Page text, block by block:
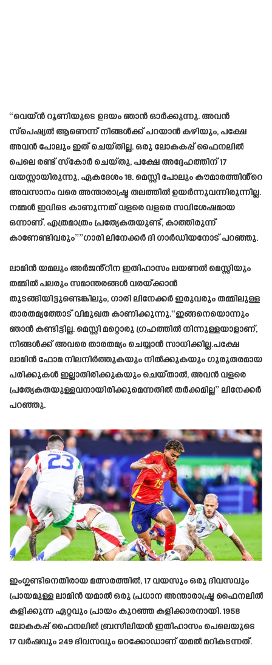
“വെയ്ൻ റൂണിയുടെ ഉദയം ഞാൻ ഓർക്കുന്നു. അവൻ
സ്പെഷ്യൽ ആണെന്ന് നിങ്ങൾക്ക് പറയാൻ കഴിയും, പക്ഷേ
അവൻ പോലും ഇത് ചെയ്തില്ല. ഒരു ലോകകപ്പ് ഫൈനലിൽ
പെലെ രണ്ട് സ്കോർ ചെയ്തു, പക്ഷേ അദ്ദേഹത്തിന് 17
വയസ്സായിരുന്നു, ഏകദേശം 18. മെസ്സി പോലും കൗമാരത്തിൻ്റെ
അവസാനം വരെ അന്താരാഷ്ട്ര തലത്തിൽ ഉയർന്നുവന്നിരുന്നില്ല.
നമ്മൾ ഇവിടെ കാണുന്നത് വളരെ വളരെ സവിശേഷമായ
ഒന്നാണ്. എത്രമാത്രം പ്രത്യേകതയുണ്ട്, കാത്തിരുന്ന്
കാണേണ്ടിവരും””ഗാരി ലിനേക്കർ ദി ഗാർഡിയനോട് പറഞ്ഞു.
ലാമിൻ യമലും അർജൻ്റീന ഇതിഹാസം ലയണൽ മെസ്സിയും
തമ്മിൽ പലരും സമാന്തരങ്ങൾ വരയ്ക്കാൻ
തുടങ്ങിയിട്ടുണ്ടെങ്കിലും, ഗാരി ലിനേക്കർ ഇരുവരും തമ്മിലുള്ള
താരതമ്യത്തോട് വിമുഖത കാണിക്കുന്നു.“ഇങ്ങനെയൊന്നും
ഞാൻ കണ്ടിട്ടില്ല. മെസ്സി മറ്റൊരു ഗ്രഹത്തിൽ നിന്നുള്ളയാളാണ്,
നിങ്ങൾക്ക് അവരെ താരതമ്യം ചെയ്യാൻ സാധിക്കില്ല.പക്ഷേ
ലാമിൻ ഫോമ നിലനിർത്തുകയും നിൽക്കുകയും ഗുരുതരമായ
പരിക്കുകൾ ഇല്ലാതിരിക്കുകയും ചെയ്താൽ, അവൻ വളരെ
പ്രത്യേകതയുള്ളവനായിരിക്കുമെന്നതിൽ തർക്കമില്ല” ലിനേക്കർ
പറഞ്ഞു.
ഇംഗ്ലണ്ടിനെതിരായ മത്സരത്തിൽ, 17 വയസും ഒരു ദിവസവും
പ്രായമുള്ള ലാമിൻ യമാൽ ഒരു പ്രധാന അന്താരാഷ്ട്ര ഫൈനലിൽ
കളിക്കുന്ന ഏറ്റവും പ്രായം കുറഞ്ഞ കളിക്കാരനായി. 1958
ലോകകപ്പ് ഫൈനലിൽ ബ്രസീലിയൻ ഇതിഹാസം പെലെയുടെ
17 വർഷവും 249 ദിവസവും റെക്കോഡാണ് യമൽ മറികടന്നത്.